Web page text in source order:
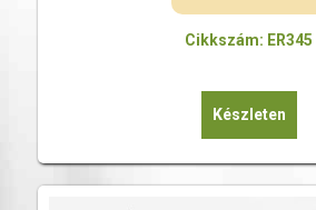
Cikkszám: ER345
Készleten